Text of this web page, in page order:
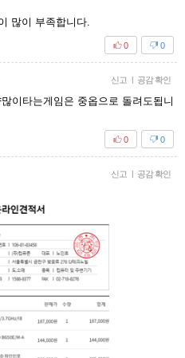
많이 부족합니다.
0
0
신고 | 공감 확인
이타는게임은 중옵으로 돌려도됩니
0
0
신고 | 공감 확인